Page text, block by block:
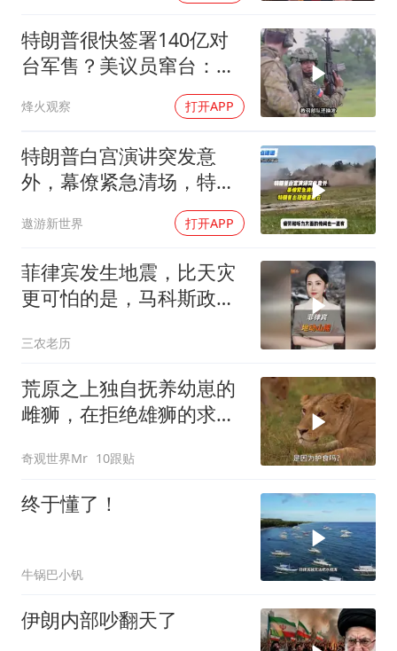
特朗普很快签署140亿对
台军售？美议员窜台：必
烽火观察 打开APP
特朗普白宫演讲突发意
外，幕僚紧急清场，特朗
遨游新世界 打开APP
菲律宾发生地震，比天灾
更可怕的是，马科斯政府
三农老历
荒原之上独自抚养幼崽的
雌狮，在拒绝雄狮的求偶
奇观世界Mr 10跟贴
终于懂了！
牛锅巴小钒
伊朗内部吵翻天了